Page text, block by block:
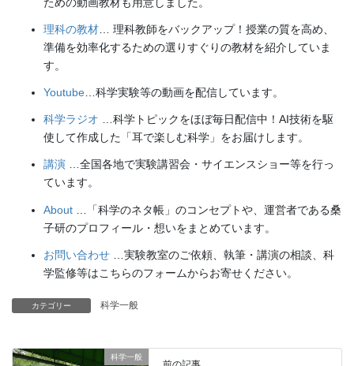
理科の教材 … 理科教師をバックアップ！授業の質を高め、
準備を効率化するための選りすぐりの教材を紹介していま
す。
Youtube …科学実験等の動画を配信しています。
科学ラジオ …科学トピックをほぼ毎日配信中！AI技術を駆
使して作成した「耳で楽しむ科学」をお届けします。
講演 …全国各地で実験講習会・サイエンスショー等を行っ
ています。
About …「科学のネタ帳」のコンセプトや、運営者である桑
子研のプロフィール・想いをまとめています。
お問い合わせ …実験教室のご依頼、執筆・講演の相談、科
学監修等はこちらのフォームからお寄せください。
カテゴリー 科学一般
科学一般